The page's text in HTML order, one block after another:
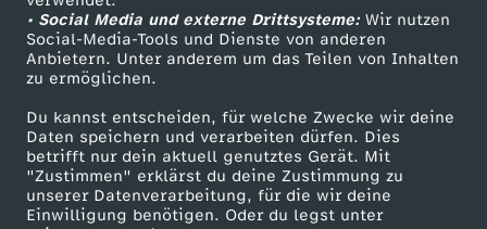
• Social Media und externe Drittsysteme:Wir nutzen
Social-Media-Tools und Dienste von anderen
Anbietern. Unter anderem um das Teilen von Inhalten
zu ermöglichen.
Du kannst entscheiden, für welche Zwecke wir deine
Daten speichern und verarbeiten dürfen. Dies
betrifft nur dein aktuell genutztes Gerät. Mit
"Zustimmen" erklärst du deine Zustimmung zu
unserer Datenverarbeitung, für die wir deine
Einwilligung benötigen. Oder du legst unter
:
D
e
r
ZDF Unternehmen
Karriere
ZDF goes Schule
Werbefernsehen
Mainzelmännchen